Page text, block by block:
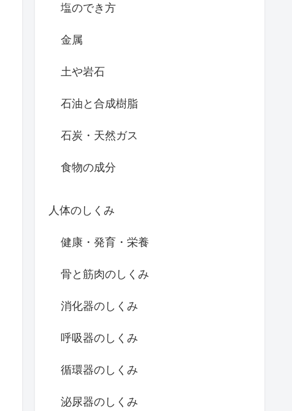
塩のでき方
金属
土や岩石
石油と合成樹脂
石炭・天然ガス
食物の成分
人体のしくみ
健康・発育・栄養
骨と筋肉のしくみ
消化器のしくみ
呼吸器のしくみ
循環器のしくみ
泌尿器のしくみ